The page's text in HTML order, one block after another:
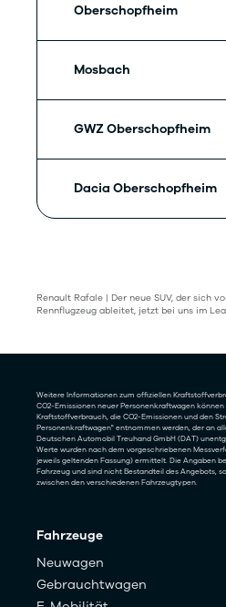
Oberschopfheim
Mosbach
GWZ Oberschopfheim
Dacia Oberschopfheim
Renault Rafale | Der neue SUV, der sich
Rennflugzeug ableitet, jetzt bei uns im
Weitere Informationen zum offiziellen
CO2-Emissionen neuer Personenkraftwagen
Kraftstoffverbrauch, die CO2-Emissionen und den
Personenkraftwagen" entnommen werden, der an
Deutschen Automobil Treuhand GmbH (DAT)
Werte wurden nach dem vorgeschriebenen
jeweils geltenden Fassung) ermittelt. Die Angaben
Fahrzeug und sind nicht Bestandteil des Angebots,
zwischen den verschiedenen Fahrzeugtypen.
Fahrzeuge
Neuwagen
Gebrauchtwagen